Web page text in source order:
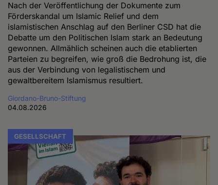
Nach der Veröffentlichung der Dokumente zum
Förderskandal um Islamic Relief und dem
islamistischen Anschlag auf den Berliner CSD hat die
Debatte um den Politischen Islam stark an Bedeutung
gewonnen. Allmählich scheinen auch die etablierten
Parteien zu begreifen, wie groß die Bedrohung ist, die
aus der Verbindung von legalistischem und
gewaltbereitem Islamismus resultiert.
Giordano-Bruno-Stiftung
04.08.2026
GESELLSCHAFT